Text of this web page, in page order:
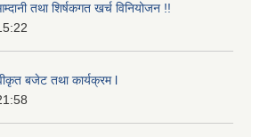
तथा शिर्षकगत खर्च विनियोजन !!
बजेट तथा कार्यक्रम l